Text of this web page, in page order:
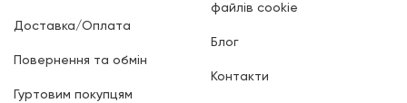
Доставка/Оплата
Повернення та обмін
Гуртовим покупцям
файлів cookie
Блог
Контакти